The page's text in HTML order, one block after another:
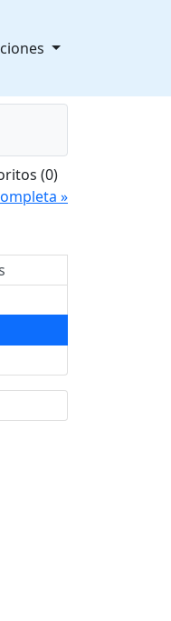
(0)
»